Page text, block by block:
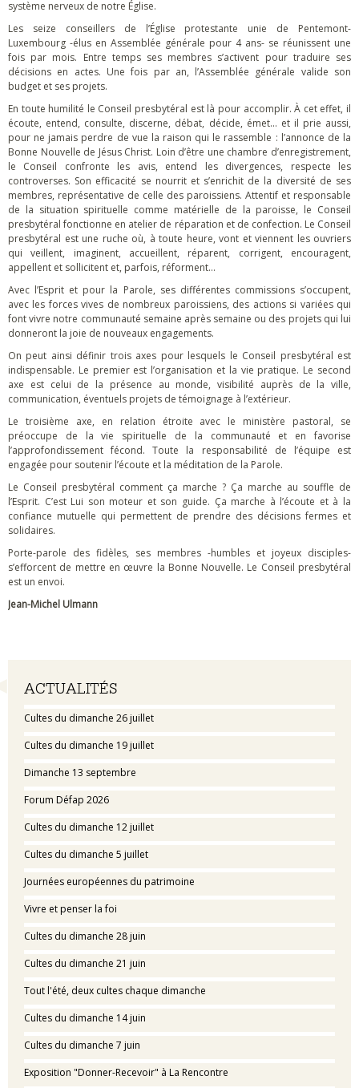
Navigation
ACTUALITÉS
Cultes du dimanche 26 juillet
Cultes du dimanche 19 juillet
Dimanche 13 septembre
Forum Défap 2026
Cultes du dimanche 12 juillet
Cultes du dimanche 5 juillet
Journées européennes du patrimoine
Vivre et penser la foi
Cultes du dimanche 28 juin
Cultes du dimanche 21 juin
Tout l'été, deux cultes chaque dimanche
Cultes du dimanche 14 juin
Cultes du dimanche 7 juin
Exposition "Donner-Recevoir" à La Rencontre
système nerveux de notre Église.
Les seize conseillers de l’Église protestante unie de Pentemont-
Luxembourg -élus en Assemblée générale pour 4 ans- se réunissent une
fois par mois. Entre temps ses membres s’activent pour traduire ses
décisions en actes. Une fois par an, l’Assemblée générale valide son
budget et ses projets.
En toute humilité le Conseil presbytéral est là pour accomplir. À cet effet, il
écoute, entend, consulte, discerne, débat, décide, émet... et il prie aussi,
pour ne jamais perdre de vue la raison qui le rassemble : l’annonce de la
Bonne Nouvelle de Jésus Christ. Loin d’être une chambre d’enregistrement,
le Conseil confronte les avis, entend les divergences, respecte les
controverses. Son efficacité se nourrit et s’enrichit de la diversité de ses
membres, représentative de celle des paroissiens. Attentif et responsable
de la situation spirituelle comme matérielle de la paroisse, le Conseil
presbytéral fonctionne en atelier de réparation et de confection. Le Conseil
presbytéral est une ruche où, à toute heure, vont et viennent les ouvriers
qui veillent, imaginent, accueillent, réparent, corrigent, encouragent,
appellent et sollicitent et, parfois, réforment…
Avec l’Esprit et pour la Parole, ses différentes commissions s’occupent,
avec les forces vives de nombreux paroissiens, des actions si variées qui
font vivre notre communauté semaine après semaine ou des projets qui lui
donneront la joie de nouveaux engagements.
On peut ainsi définir trois axes pour lesquels le Conseil presbytéral est
indispensable. Le premier est l’organisation et la vie pratique. Le second
axe est celui de la présence au monde, visibilité auprès de la ville,
communication, éventuels projets de témoignage à l’extérieur.
Le troisième axe, en relation étroite avec le ministère pastoral, se
préoccupe de la vie spirituelle de la communauté et en favorise
l’approfondissement fécond. Toute la responsabilité de l’équipe est
engagée pour soutenir l’écoute et la méditation de la Parole.
Le Conseil presbytéral comment ça marche ? Ça marche au souffle de
l’Esprit. C’est Lui son moteur et son guide. Ça marche à l’écoute et à la
confiance mutuelle qui permettent de prendre des décisions fermes et
solidaires.
Porte-parole des fidèles, ses membres -humbles et joyeux disciples-
s’efforcent de mettre en œuvre la Bonne Nouvelle. Le Conseil presbytéral
est un envoi.
Jean-Michel Ulmann